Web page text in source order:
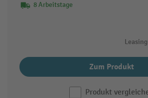
8 Arbeitstage
Zum Produkt
Produkt